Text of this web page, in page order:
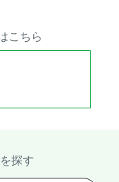
こちら
探す